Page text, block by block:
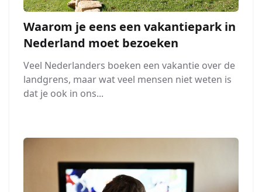
Waarom je eens een vakantiepark in
Nederland moet bezoeken
Veel Nederlanders boeken een vakantie over de
landgrens, maar wat veel mensen niet weten is
dat je ook in ons...